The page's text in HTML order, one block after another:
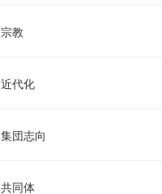
宗教
近代化
集団志向
共同体